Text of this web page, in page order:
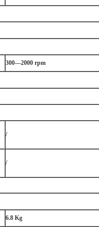
300—2000 rpm
/
/
6.8 Kg